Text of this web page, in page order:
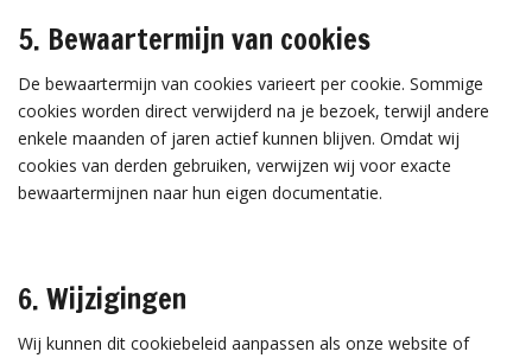
5. Bewaartermijn van cookies
De bewaartermijn van cookies varieert per cookie. Sommige
cookies worden direct verwijderd na je bezoek, terwijl andere
enkele maanden of jaren actief kunnen blijven. Omdat wij
cookies van derden gebruiken, verwijzen wij voor exacte
bewaartermijnen naar hun eigen documentatie.
6. Wijzigingen
Wij kunnen dit cookiebeleid aanpassen als onze website of